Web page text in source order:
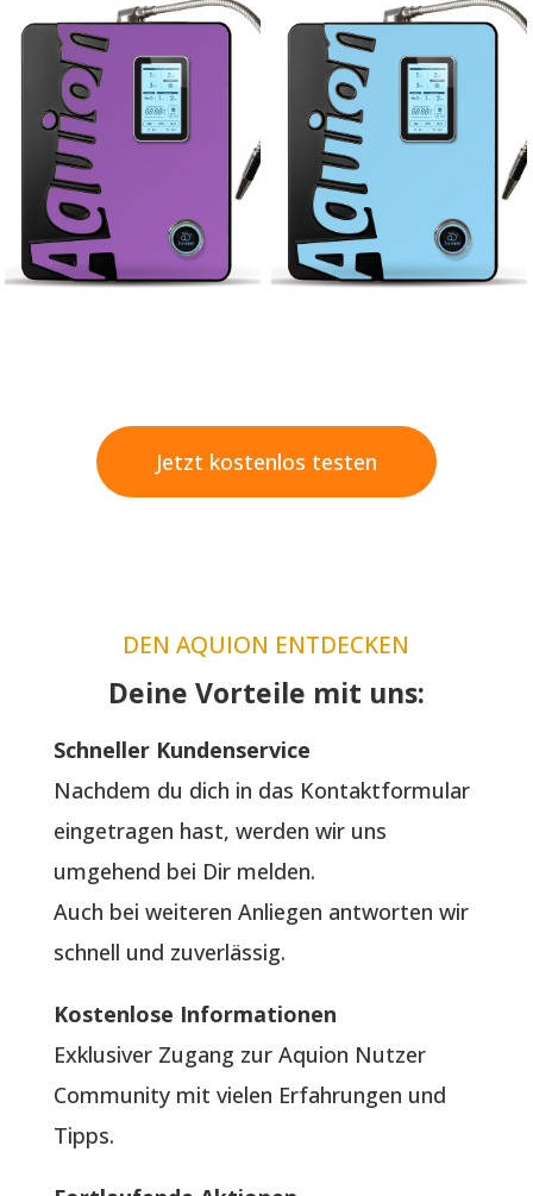
Jetzt kostenlos testen
DEN AQUION ENTDECKEN
Deine Vorteile mit uns:
Schneller Kundenservice
Nachdem du dich in das Kontaktformular
eingetragen hast, werden wir uns
umgehend bei Dir melden.
Auch bei weiteren Anliegen antworten wir
schnell und zuverlässig.
Kostenlose Informationen
Exklusiver Zugang zur Aquion Nutzer
Community mit vielen Erfahrungen und
Tipps.